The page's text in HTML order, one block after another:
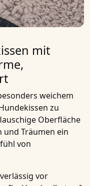
mit
weichem
zu
Oberfläche
und Träumen ein
von
vor